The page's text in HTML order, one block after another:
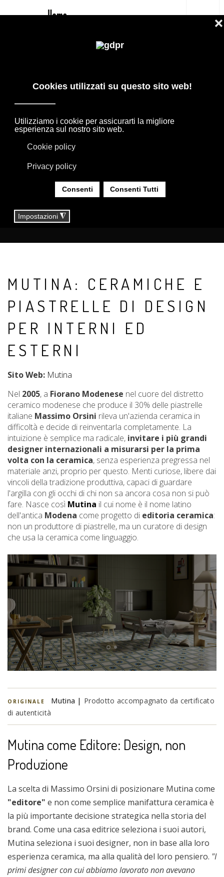
MUTINA: CERAMICHE E PIASTRELLE
INTERNAZIONALE PER PROGETTI
CONSULENZA DEL NOSTRO TEAM.
MARCHI ARREDAMENTO
MUTINA: CERAMICHE E
PIASTRELLE DI DESIGN
PER INTERNI ED
ESTERNI
Sito Web: Mutina
Nel 2005, a Fiorano Modenese nel cuore del distretto
ceramico modenese che produce il 30% delle piastrelle
italiane Massimo Orsini rileva un'azienda ceramica in
difficoltà e decide di reinventarla completamente. La
intuizione è semplice ma radicale, invitare i più grandi
designer internazionali a misurarsi per la prima
volta con la ceramica, senza esperienza pregressa nel
materiale anzi, proprio per questo. Menti curiose, libere dai
vincoli della tradizione produttiva, capaci di guardare
l'argilla con gli occhi di chi non sa ancora cosa non si può
fare. Nasce così Mutina il cui nome è il nome latino
dell'antica Modena come progetto di editoria ceramica:
non un produttore di piastrelle, ma un curatore di design
che usa la ceramica come linguaggio.
ORIGINALE Mutina | Prodotto accompagnato da certificato
di autenticità
Mutina come Editore: Design, non
Produzione
La scelta di Massimo Orsini di posizionare Mutina come
"editore" e non come semplice manifattura ceramica è
la più importante decisione strategica nella storia del
brand. Come una casa editrice seleziona i suoi autori,
Mutina seleziona i suoi designer, non in base alla loro
esperienza ceramica, ma alla qualità del loro pensiero. "I
primi designer con cui abbiamo lavorato non avevano